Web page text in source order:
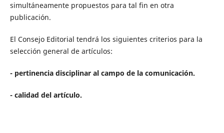
simultáneamente propuestos para tal fin en otra
publicación.
El Consejo Editorial tendrá los siguientes criterios para la
selección general de artículos:
- pertinencia disciplinar al campo de la comunicación.
- calidad del artículo.